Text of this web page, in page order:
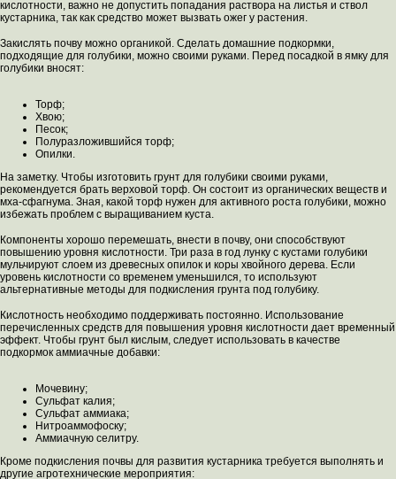
кислотности, важно не допустить попадания раствора на листья и ствол
кустарника, так как средство может вызвать ожег у растения.
Закислять почву можно органикой. Сделать домашние подкормки,
подходящие для голубики, можно своими руками. Перед посадкой в ямку для
голубики вносят:
Торф;
Хвою;
Песок;
Полуразложившийся торф;
Опилки.
На заметку. Чтобы изготовить грунт для голубики своими руками,
рекомендуется брать верховой торф. Он состоит из органических веществ и
мха-сфагнума. Зная, какой торф нужен для активного роста голубики, можно
избежать проблем с выращиванием куста.
Компоненты хорошо перемешать, внести в почву, они способствуют
повышению уровня кислотности. Три раза в год лунку с кустами голубики
мульчируют слоем из древесных опилок и коры хвойного дерева. Если
уровень кислотности со временем уменьшился, то используют
альтернативные методы для подкисления грунта под голубику.
Кислотность необходимо поддерживать постоянно. Использование
перечисленных средств для повышения уровня кислотности дает временный
эффект. Чтобы грунт был кислым, следует использовать в качестве
подкормок аммиачные добавки:
Мочевину;
Сульфат калия;
Сульфат аммиака;
Нитроаммофоску;
Аммиачную селитру.
Кроме подкисления почвы для развития кустарника требуется выполнять и
другие агротехнические мероприятия: